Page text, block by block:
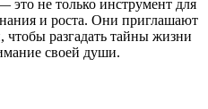
не только инструмент для
и роста. Они приглашают
разгадать тайны жизни
своей души.